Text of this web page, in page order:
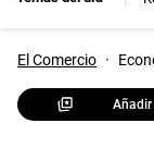
El Comercio ·
Añadir